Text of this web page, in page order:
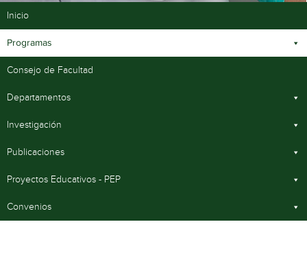
Inicio
Programas
Consejo de Facultad
Departamentos
Investigación
Publicaciones
Proyectos Educativos - PEP
Convenios